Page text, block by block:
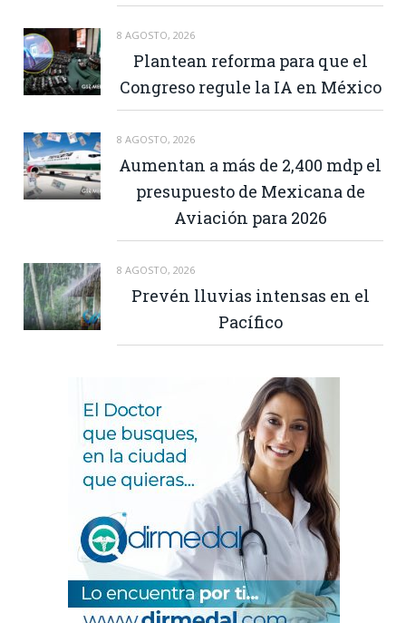
8 AGOSTO, 2026
Plantean reforma para que el
Congreso regule la IA en México
8 AGOSTO, 2026
Aumentan a más de 2,400 mdp el
presupuesto de Mexicana de
Aviación para 2026
8 AGOSTO, 2026
Prevén lluvias intensas en el
Pacífico